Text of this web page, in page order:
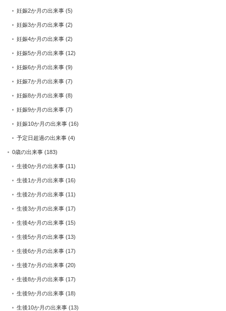
妊娠2か月の出来事 (5)
妊娠3か月の出来事 (2)
妊娠4か月の出来事 (2)
妊娠5か月の出来事 (12)
妊娠6か月の出来事 (9)
妊娠7か月の出来事 (7)
妊娠8か月の出来事 (8)
妊娠9か月の出来事 (7)
妊娠10か月の出来事 (16)
予定日超過の出来事 (4)
0歳の出来事 (183)
生後0か月の出来事 (11)
生後1か月の出来事 (16)
生後2か月の出来事 (11)
生後3か月の出来事 (17)
生後4か月の出来事 (15)
生後5か月の出来事 (13)
生後6か月の出来事 (17)
生後7か月の出来事 (20)
生後8か月の出来事 (17)
生後9か月の出来事 (18)
生後10か月の出来事 (13)